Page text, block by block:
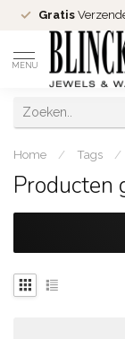
Gratis
MENU
Home / Tags /
Producten